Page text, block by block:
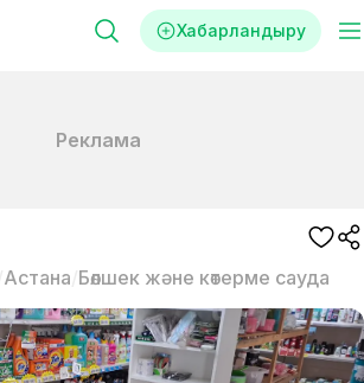
Хабарландыру
Реклама
Астана Бөлшек және көтерме сауда